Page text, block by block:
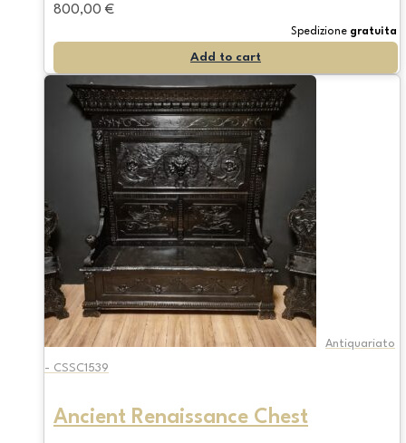
800,00 €
Spedizione gratuita
Add to cart
Antiquariato
- CSSC1539
Ancient Renaissance Chest